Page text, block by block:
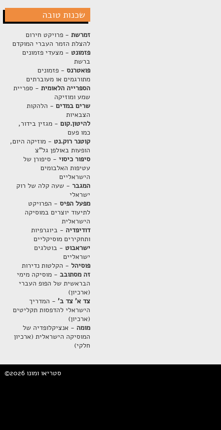
שכנות טובה
זמרשת- פרויקט חירום
להצלת הזמר העברי המוקדם
פזמונט - מצעדי פזמונים
ברשת
פואטרנס- פזמונים
מתורגמים או מעוברתים
הספרייה הלאומית- ספריית
שמע ומוזיקה
שרים במדים- הלהקות
הצבאיות
להיטון.קום- מגזין בידור,
כמו פעם
קוטנר רוק.נט - מוזיקה היום,
הופעות באולפן גל"צ
סיפור כיסוי- סיפורן של
עטיפות האלבומים
הישראליים
המגבר- שעה קלה של רוק
ישראלי
מפעל הפיס- הפרויקט
לתיעוד יוצרים במוסיקה
הישראלית
דודיפדיה - ביוגרפיות
ותחקירים מוסיקליים
ישראבוט - בוטלגים
ישראליים
פוסיהל- הקלטות נדירות
זה מסתובב- מוסיקה מימי
הבראשית של הפופ העברי
(ארכיון)
צד א' צד ב'- המדריך
הישראלי להדפסות תקליטים
(ארכיון)
מומה - אנציקלופדיה של
המוסיקה הישראלית (ארכיון
חלקי)
©2026 סטריאו ומונו